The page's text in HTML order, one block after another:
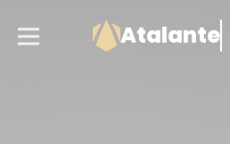
Atalante